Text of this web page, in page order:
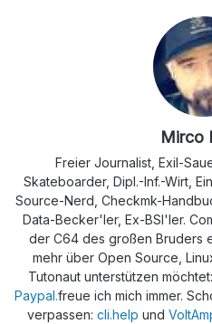
Mirco
Freier Journalist, Exil-
Skateboarder, Dipl.-Inf.-Wirt,
Source-Nerd, Checkmk-
Data-Becker'ler, Ex-BSI'ler.
der C64 des großen Bruders
mehr über Open Source,
Tutonaut unterstützen
Paypal.freue ich mich immer.
verpassen: cli.help und